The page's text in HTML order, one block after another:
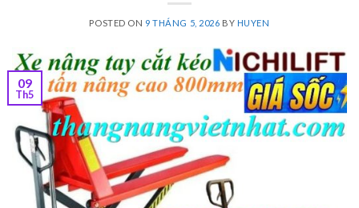
POSTED ON 9 THÁNG 5, 2026 BY HUYEN
09
Th5